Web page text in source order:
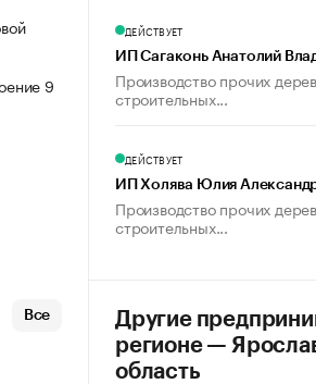
9
Все
ДЕЙСТВУЕТ
ИП Сагаконь Анатолий
Производство прочих
строительных...
ДЕЙСТВУЕТ
ИП Холява Юлия
Производство прочих
строительных...
Другие
регионе —
область